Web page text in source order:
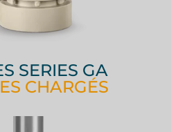
SERIES GA
CHARGÉS